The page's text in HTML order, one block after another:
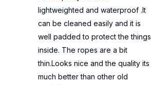
lightweighted and waterproof .It
can be cleaned easily and it is
well padded to protect the things
inside. The ropes are a bit
thin.Looks nice and the quality its
much better than other old